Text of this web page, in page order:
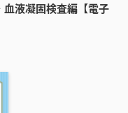
液凝固検査編【電子